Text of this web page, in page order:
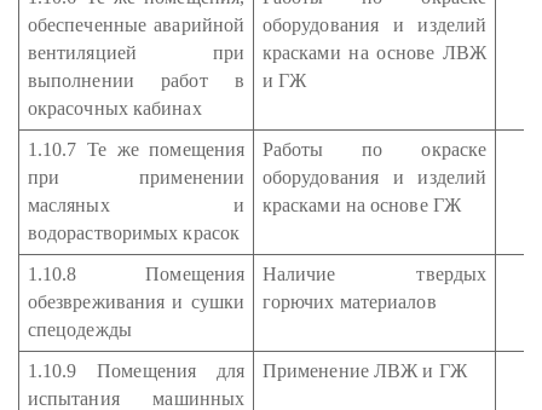
обеспеченные аварийной
вентиляцией при
выполнении работ в
окрасочных кабинах
оборудования и изделий
красками на основе ЛВЖ
и ГЖ
1.10.7 Те же помещения
при применении
масляных и
водорастворимых красок
Работы по окраске
оборудования и изделий
красками на основе ГЖ
1.10.8 Помещения
обезвреживания и сушки
спецодежды
Наличие твердых
горючих материалов
1.10.9 Помещения для
испытания машинных
Применение ЛВЖ и ГЖ